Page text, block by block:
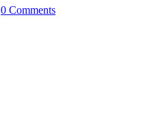
0 Comments